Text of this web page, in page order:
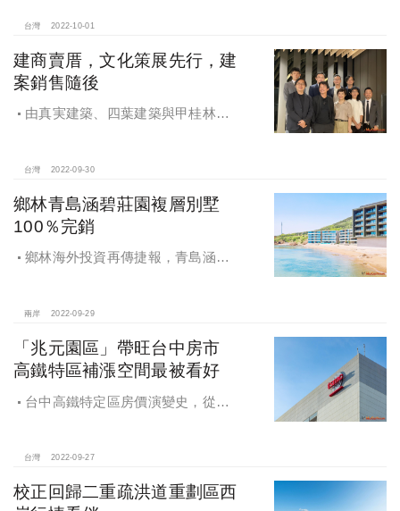
台灣 2022-10-01
建商賣厝，文化策展先行，建
案銷售隨後
由真実建築、四葉建築與甲桂林廣
30日舉行開幕茶會
台灣 2022-09-30
鄉林青島涵碧莊園複層別墅
100％完銷
鄉林海外投資再傳捷報，青島涵碧
兩岸 2022-09-29
「兆元園區」帶旺台中房市
高鐵特區補漲空間最被看好
台中高鐵特定區房價演變史，從重
價即將「坐四望五」，足見其區域增
值潛力
台灣 2022-09-27
校正回歸二重疏洪道重劃區西